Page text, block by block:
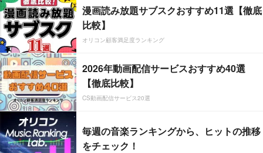
漫画読み放題サブスクおすすめ11選【徹底
比較】
オリコン顧客満足度ランキング
2026年動画配信サービスおすすめ40選
【徹底比較】
CS動画配信サービス20選
毎週の音楽ランキングから、ヒットの推移
をチェック！